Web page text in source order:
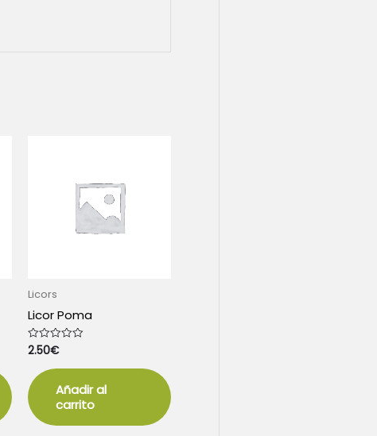
Licors
Licor Poma
Valorado
con
de
5
2.50€
Añadir al
carrito